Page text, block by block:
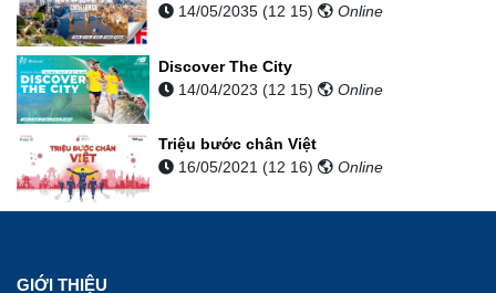
14/05/2035 (12 15)
Online
Discover The City
14/04/2023 (12 15)
Online
Triệu bước chân Việt
16/05/2021 (12 16)
Online
GIỚI THIỆU